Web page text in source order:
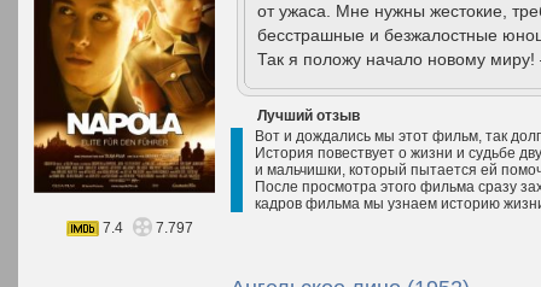
от ужаса. Мне нужны жестокие,
бесстрашные и безжалостные
Так я положу начало новому
Лучший отзыв
Вот и дождались мы этот фильм, так
История повествует о жизни и судьбе
и мальчишки, который пытается ей
После просмотра этого фильма сразу
кадров фильма мы узнаем историю
7.4
7.797